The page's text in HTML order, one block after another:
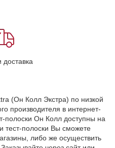
(Он Колл Экстра) по низкой
производителя в интернет-
полоски Он Колл доступны на
тест-полоски Вы сможете
либо же осуществить